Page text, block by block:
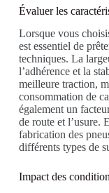
Évaluer les
Lorsque vous
est essentiel de
techniques. La
l’adhérence et la
meilleure traction,
consommation de
également un
de route et l’usure.
fabrication des
différents types de
Impact des